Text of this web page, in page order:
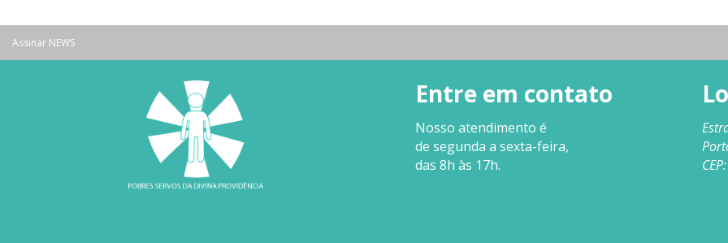
Entre em contato
Nosso atendimento é
de segunda a sexta-feira,
das 8h às 17h.
Assinar NEWS